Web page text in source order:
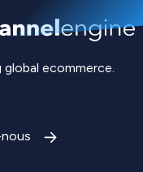
ecommerce.